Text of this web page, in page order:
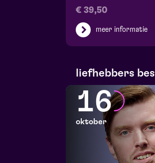
€ 39,50
meer informatie
liefhebbers
16
oktober